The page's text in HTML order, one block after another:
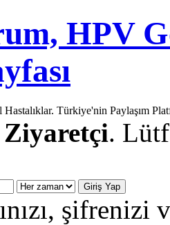
Türkiye'nin Paylaşım
Ziyaretçi.